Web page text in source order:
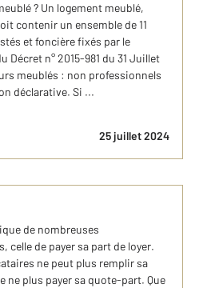
? Un logement meublé,
contenir un ensemble de 11
et foncière fixés par le
Décret n° 2015-981 du 31 Juillet
meublés : non professionnels
déclarative. Si ...
25 juillet 2024
de nombreuses
celle de payer sa part de loyer.
ne peut plus remplir sa
ne plus payer sa quote-part. Que